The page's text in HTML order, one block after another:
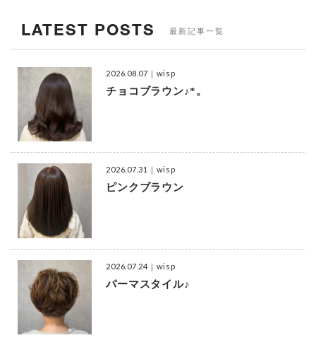
LATEST POSTS 最新記事一覧
2026.08.07 ｜wisp
チョコブラウン♪*。
2026.07.31 ｜wisp
ピンクブラウン
2026.07.24 ｜wisp
パーマスタイル♪